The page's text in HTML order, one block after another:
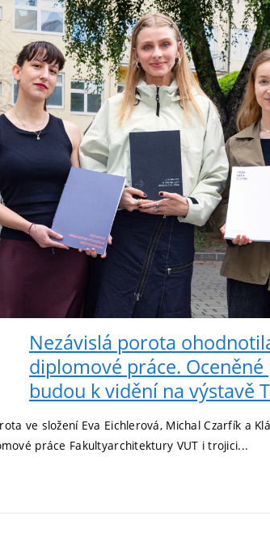
Nezávislá porota
diplomové práce.
budou k vidění na výstavě
ve složení Eva Eichlerová, Michal Czarfík a
práce Fakultyarchitektury VUT i trojici...